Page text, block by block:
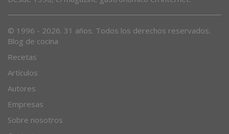
Blog de cocina
Recetas
Artículos
Autores
Empresas